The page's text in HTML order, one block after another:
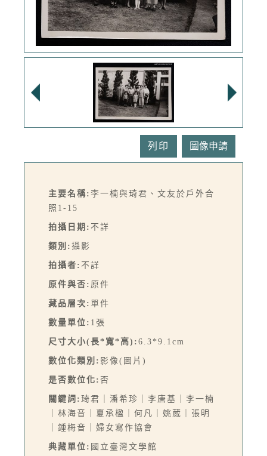
列印
主要名稱: 李一楠與琦君、文友於戶外合
照1-15
拍攝日期: 不詳
類別: 攝影
拍攝者: 不詳
原件與否: 原件
藏品層次: 單件
數量單位: 1張
尺寸大小(長*寬*高): 6.3*9.1cm
數位化類別: 影像(圖片)
是否數位化: 否
關鍵詞: 琦君｜潘希珍｜李唐基｜李一楠
｜林海音｜夏承楹｜何凡｜姚葳｜張明
｜鍾梅音｜婦女寫作協會
典藏單位: 國立臺灣文學館